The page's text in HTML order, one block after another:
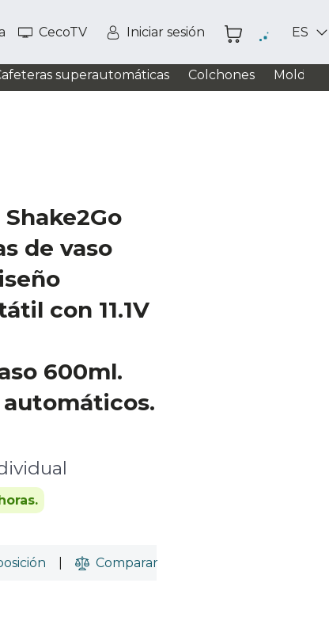
CecoTV Iniciar sesión ES
superautomáticas Colchones
de vaso
con 11.1V
600ml.
Comparar